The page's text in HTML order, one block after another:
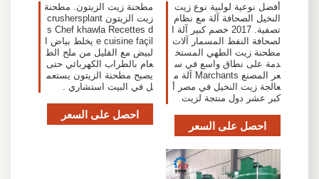
أفضل نوعية لولبية نوع زيت
النخيل الصحافة آلة مع نظام
تصفية. 2017 خصم كبير آلة ا
لصحافة النفط المسمار آلات
مطحنة زيت الطهي المستخ
دمة على نطاق واسع في س
عر المصنع Marchants آلة م
عالجة زيت النخيل في مصر أ
كبر عشر دول منتجة لزيت
احصل على السعر
مطحنة زيت الزيتون. مطحنة
زيت الزيتون crushersplant
s Chef khawla Recettes d
e cuisine façil يخلط بياض ا
لبيض مع القليل من ملح الط
عام بالطراب الكهربائي حتى
يصبح مطحنة الزيتون يستعم
ل في البيت استشاري .
احصل على السعر